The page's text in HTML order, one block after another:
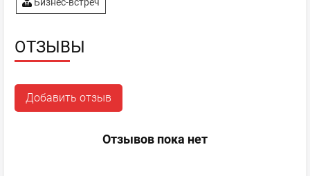
ОТЗЫВЫ
Добавить отзыв
Отзывов пока нет